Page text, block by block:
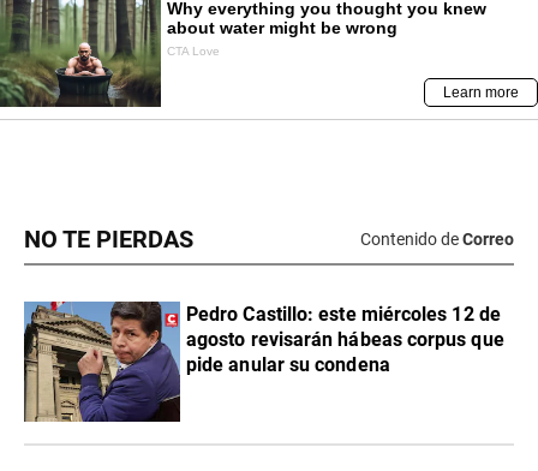
NO TE PIERDAS Contenido deCorreo
Pedro Castillo: este miércoles 12 de
agosto revisarán hábeas corpus que
pide anular su condena